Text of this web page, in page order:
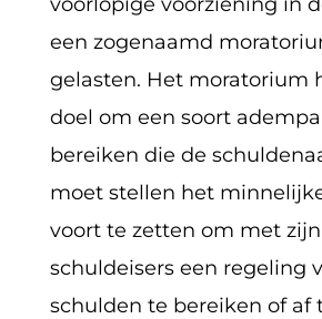
een zogenaamd
gelasten. Het moratorium
doel om een soort
bereiken die de
moet stellen het
voort te zetten om met zijn
schuldeisers een regeling
schulden te bereiken of af